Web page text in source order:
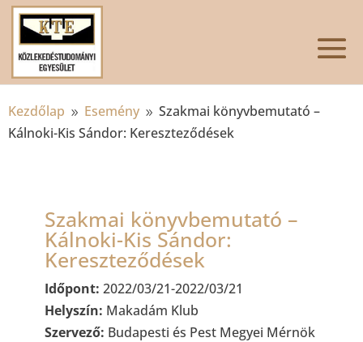
Kezdőlap 9 Esemény 9 Szakmai könyvbemutató –
Kálnoki-Kis Sándor: Kereszteződések
Szakmai könyvbemutató –
Kálnoki-Kis Sándor:
Kereszteződések
Időpont: 2022/03/21-2022/03/21
Helyszín: Makadám Klub
Szervező: Budapesti és Pest Megyei Mérnök